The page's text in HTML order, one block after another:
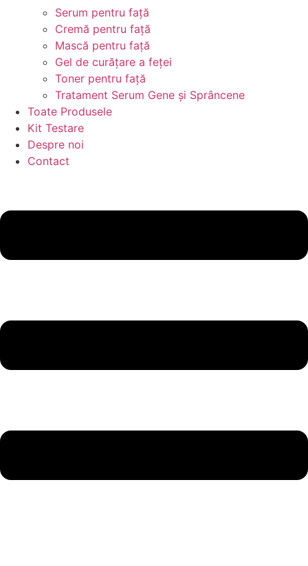
Serum pentru față
Cremă pentru față
Mască pentru față
Gel de curățare a feței
Toner pentru față
Tratament Serum Gene și Sprâncene
Toate Produsele
Kit Testare
Despre noi
Contact